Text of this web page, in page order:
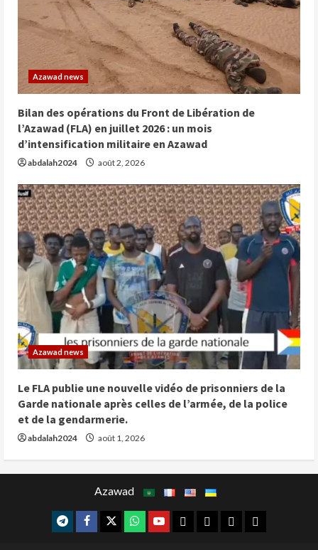
Azawad news
Bilan des opérations du Front de Libération de
l’Azawad (FLA) en juillet 2026 : un mois
d’intensification militaire en Azawad
abdalah2024 août 2, 2026
Azawad news
Le FLA publie une nouvelle vidéo de prisonniers de la
Garde nationale après celles de l’armée, de la police
et de la gendarmerie.
abdalah2024 août 1, 2026
Azawad
telegramfacebook
x whatsapyoutube